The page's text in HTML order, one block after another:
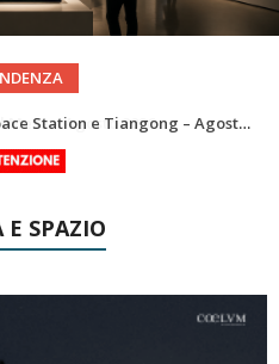
– Agosto 2026
Agosto 2026: Delfino
SPAZIO